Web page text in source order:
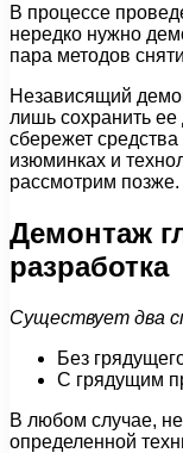
В процессе
нередко нужно
пара методов
Независящий
лишь сохранить
сбережет
изюминках и
рассмотрим позже.
Демонтаж
разработка
Существует два
Без
С грядущим
В любом случае,
определенной